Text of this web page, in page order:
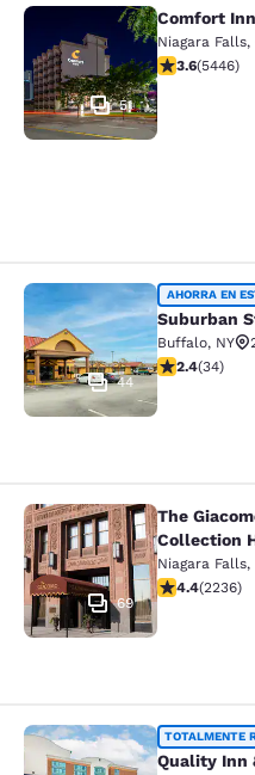
Comfort Inn
51
Comfort
Niagara Falls,
calificación
3.6(5446)
Suburban
44
AHORRA EN
Suburban
Buffalo, NY
calificación
2.4(34)
The Giacomo
69
The
Collection
Niagara Falls,
calificación
4.4(2236)
Quality Inn &TOTALMENTE
Quality Inn